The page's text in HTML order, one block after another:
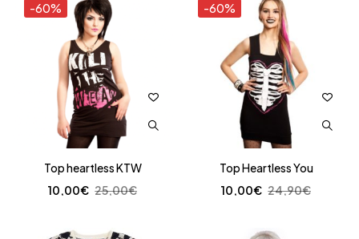
-60%
Top heartless KTW
25,00€
10,00€
-60%
Top Heartless You
24,90€
10,00€